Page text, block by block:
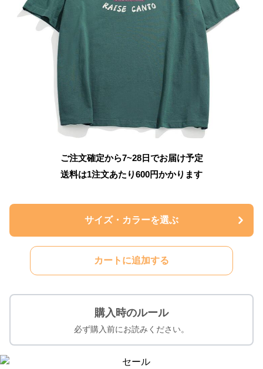
ご注文確定から7~28日でお届け予定
送料は1注文あたり600円かかります
サイズ・カラーを選ぶ
カートに追加する
購入時のルール
必ず購入前にお読みください。